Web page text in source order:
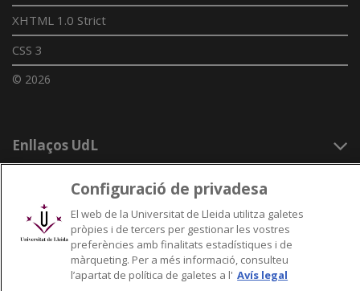
XHTML 1.0 Strict
CSS 3
© 2026
Enllaços UdL
Configuració de privadesa
El web de la Universitat de Lleida utilitza galetes
pròpies i de tercers per gestionar les vostres
preferències amb finalitats estadístiques i de
màrqueting. Per a més informació, consulteu
l’apartat de política de galetes a l' Avís legal